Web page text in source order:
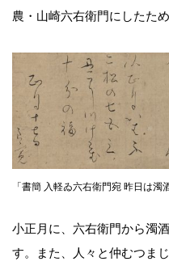
農・山崎六右衛門にしたため
「書簡 入軽ゐ六右衛門宛 昨日は濁
小正月に、六右衛門から濁
す。また、人々と仲むつま